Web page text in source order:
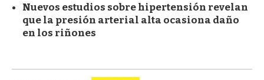
Nuevos estudios sobre hipertensión revelan
que la presión arterial alta ocasiona daño
en los riñones